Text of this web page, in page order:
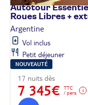
Autotour
Roues Libres +
Argentine
Vol inclus
Petit déjeuner
NOUVEAUTÉ
17 nuits dès
7 345€
TTC
/ pers.